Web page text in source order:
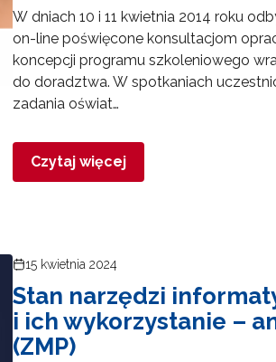
W dniach 10 i 11 kwietnia 2014 roku
on-line poświęcone konsultacjom
koncepcji programu szkoleniowego
do doradztwa. W spotkaniach
zadania oświat…
Czytaj więcej
15 kwietnia 2024
Stan narzędzi
i ich wykorzystanie –
(ZMP)
informacjami